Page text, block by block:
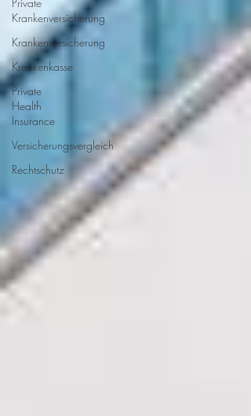
Krankenversicherung
Krankenversicherung
Krankenkasse
Private
Health
Insurance
Versicherungsvergleich
Rechtschutz